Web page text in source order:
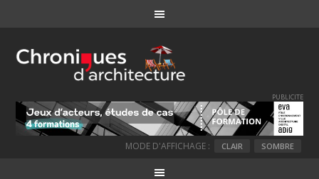
PUBLICITE
MODE D'AFFICHAGE : CLAIR SOMBRE